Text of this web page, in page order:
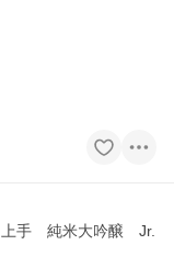
手 純米大吟醸 Jr.